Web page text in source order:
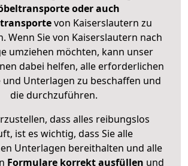
oder auch
von Kaiserslautern zu
Wenn Sie von Kaiserslautern nach
umziehen möchten, kann unser
dabei helfen, alle erforderlichen
Unterlagen zu beschaffen und
die durchzuführen.
dass alles reibungslos
ist es wichtig, dass Sie alle
Unterlagen bereithalten und alle
Formulare korrekt ausfüllen und